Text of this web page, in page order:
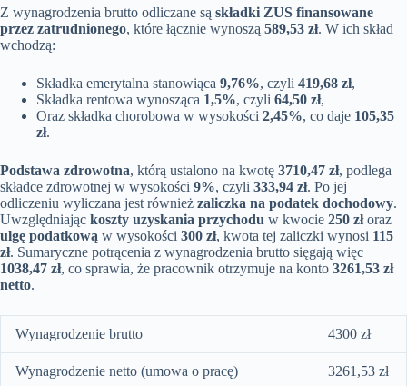
Z wynagrodzenia brutto odliczane są składki ZUS finansowane
przez zatrudnionego, które łącznie wynoszą 589,53 zł. W ich skład
wchodzą:
Składka emerytalna stanowiąca 9,76%, czyli 419,68 zł,
Składka rentowa wynosząca 1,5%, czyli 64,50 zł,
Oraz składka chorobowa w wysokości 2,45%, co daje 105,35
zł.
Podstawa zdrowotna, którą ustalono na kwotę 3710,47 zł, podlega
składce zdrowotnej w wysokości 9%, czyli 333,94 zł. Po jej
odliczeniu wyliczana jest również zaliczka na podatek dochodowy.
Uwzględniając koszty uzyskania przychodu w kwocie 250 złoraz
ulgę podatkową w wysokości 300 zł, kwota tej zaliczki wynosi 115
zł. Sumaryczne potrącenia z wynagrodzenia brutto sięgają więc
1038,47 zł, co sprawia, że pracownik otrzymuje na konto 3261,53 zł
netto.
Wynagrodzenie brutto 4300 zł
Wynagrodzenie netto (umowa o pracę) 3261,53 zł